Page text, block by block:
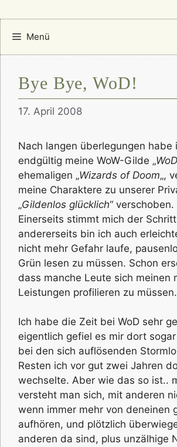
Menü
Bye Bye, WoD!
17. April 2008
Nach langen überlegungen habe
endgültig meine WoW-Gilde „WoD
ehemaligen „Wizards of Doom„,
meine Charaktere zu unserer
„Gildenlos glücklich“ verschoben.
Einerseits stimmt mich der
andererseits bin ich auch
nicht mehr Gefahr laufe,
Grün lesen zu müssen. Schon
dass manche Leute sich meinen
Leistungen profilieren zu müssen.
Ich habe die Zeit bei WoD sehr
eigentlich gefiel es mir dort
bei den sich auflösenden
Resten ich vor gut zwei Jahren
wechselte. Aber wie das so ist..
versteht man sich, mit anderen
wenn immer mehr von deneinen
aufhören, und plötzlich
anderen da sind, plus unzälhige